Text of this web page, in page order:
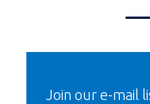
Join our e-mail